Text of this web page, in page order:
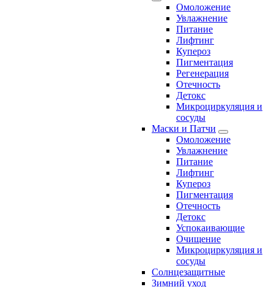
Омоложение
Увлажнение
Питание
Лифтинг
Купероз
Пигментация
Регенерация
Отечность
Детокс
Микроциркуляция и
сосуды
Маски и Патчи
Омоложение
Увлажнение
Питание
Лифтинг
Купероз
Пигментация
Отечность
Детокс
Успокаивающие
Очищение
Микроциркуляция и
сосуды
Солнцезащитные
Зимний уход